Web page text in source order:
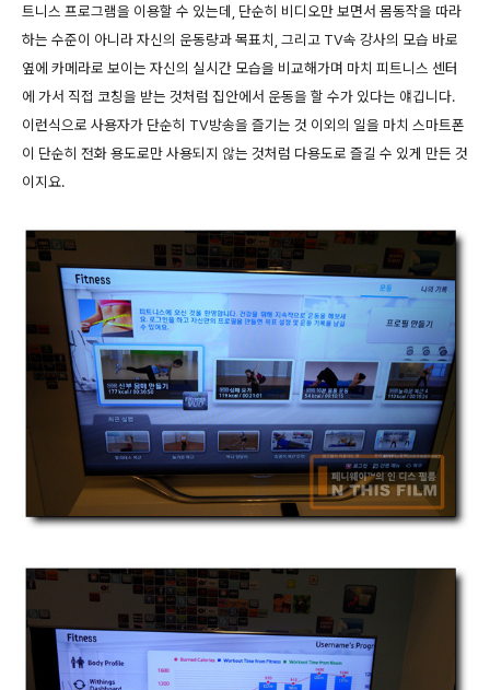
트니스 프로그램을 이용할 수 있는데, 단순히 비디오만 보면서 몸동작을 따라
하는 수준이 아니라 자신의 운동량과 목표치, 그리고 TV속 강사의 모습 바로
옆에 카메라로 보이는 자신의 실시간 모습을 비교해가며 마치 피트니스 센터
에 가서 직접 코칭을 받는 것처럼 집안에서 운동을 할 수가 있다는 얘깁니다.
이런식으로 사용자가 단순히 TV방송을 즐기는 것 이외의 일을 마치 스마트폰
이 단순히 전화 용도로만 사용되지 않는 것처럼 다용도로 즐길 수 있게 만든 것
이지요.